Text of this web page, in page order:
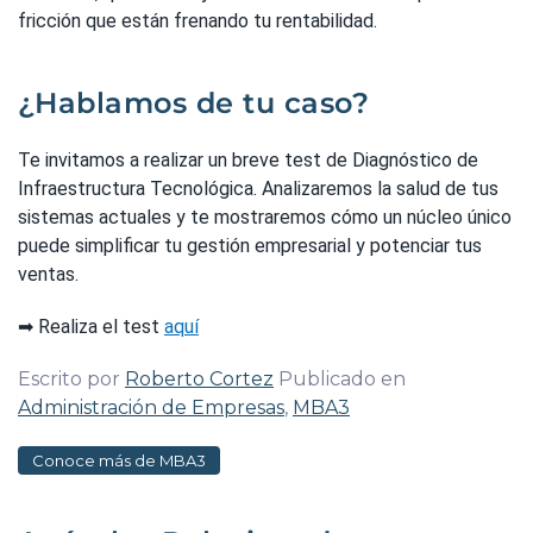
fricción que están frenando tu rentabilidad.
¿Hablamos de tu caso?
Te invitamos a realizar un breve test de Diagnóstico de
Infraestructura Tecnológica. Analizaremos la salud de tus
sistemas actuales y te mostraremos cómo un núcleo único
puede simplificar tu gestión empresarial y potenciar tus
ventas.
➡ Realiza el test aquí
Escrito por Roberto Cortez Publicado en
Administración de Empresas, MBA3
Conoce más de MBA3